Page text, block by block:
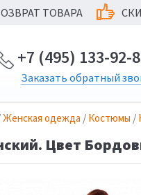
ТОВАРА
+7 (495) 133-92-
Заказать обратный
Женская одежда / Костюмы /
Цвет